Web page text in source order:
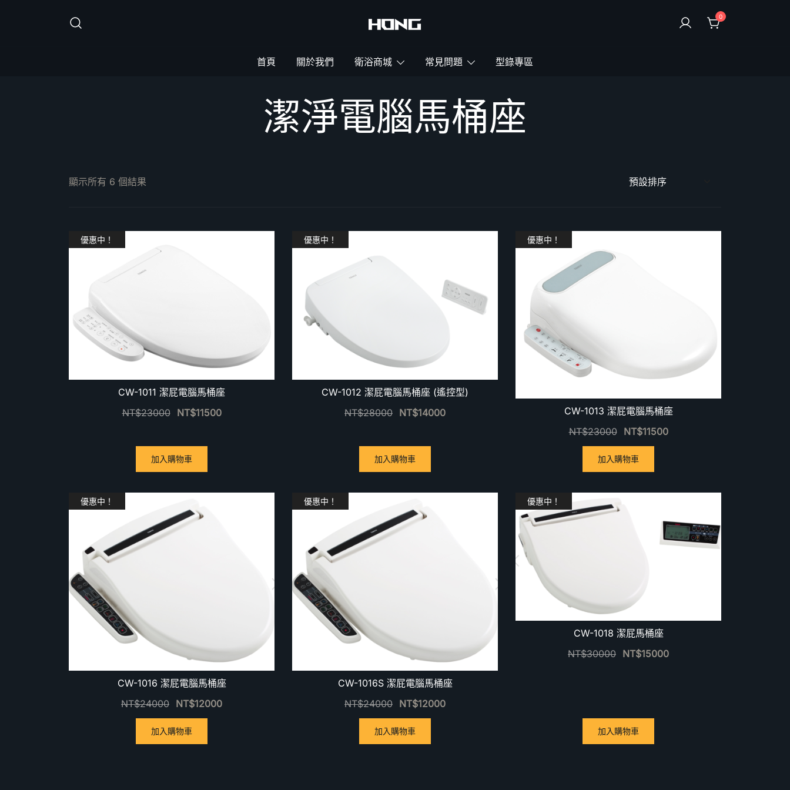
0
首頁 關於我們 衛浴商城 常見問題 型錄專區
潔淨電腦馬桶座
顯示所有 6 個結果
優惠中！
CW-1011 潔屁電腦馬桶座
NT$23000 NT$11500
加入購物車
優惠中！
CW-1012 潔屁電腦馬桶座 (遙控型)
NT$28000 NT$14000
加入購物車
優惠中！
CW-1013 潔屁電腦馬桶座
NT$23000 NT$11500
加入購物車
優惠中！
CW-1016 潔屁電腦馬桶座
NT$24000 NT$12000
加入購物車
優惠中！
CW-1016S 潔屁電腦馬桶座
NT$24000 NT$12000
加入購物車
優惠中！
CW-1018 潔屁馬桶座
NT$30000 NT$15000
加入購物車